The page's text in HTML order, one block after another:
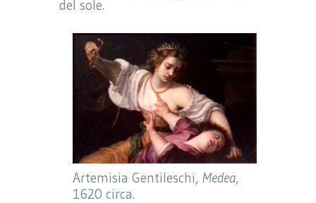
del sole.
Artemisia Gentileschi, Medea,
1620 circa.